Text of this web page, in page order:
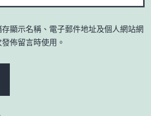
顯示名稱、電子郵件地址及個人網站網
佈留言時使用。